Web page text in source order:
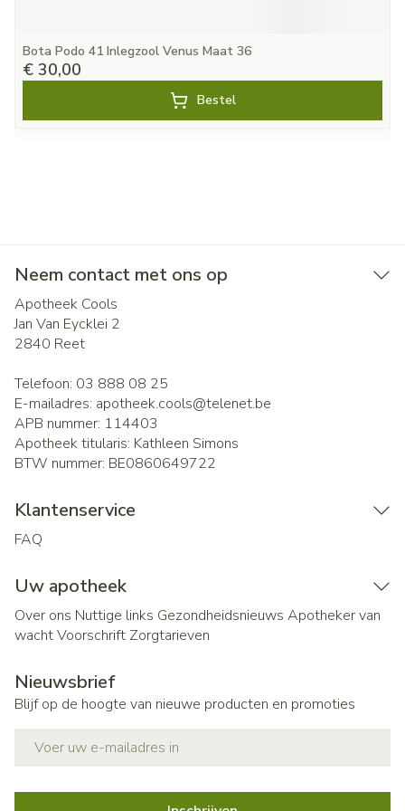
Bota Podo 41 Inlegzool Venus Maat 36
€ 30,00
Bestel
Neem contact met ons op
Apotheek Cools
Jan Van Eycklei 2
2840 Reet
Telefoon: 03 888 08 25
E-mailadres: apotheek.cools@telenet.be
APB nummer: 114403
Apotheek titularis: Kathleen Simons
BTW nummer: BE0860649722
Klantenservice
FAQ
Uw apotheek
Over ons Nuttige links Gezondheidsnieuws Apotheker van
wachtVoorschrift Zorgtarieven
Nieuwsbrief
Blijf op de hoogte van nieuwe producten en promoties